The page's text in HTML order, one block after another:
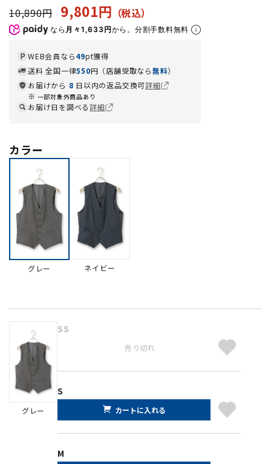
10,890円
9,801円
なら 月々1,633円から。分割手数料無料
WEB会員なら49pt獲得
送料 全国一律550円（店舗受取なら無料）
お届けから 8 日以内の返品交換可詳細
一部対象外商品あり
お届け日を調べる詳細
カラー
グレー ネイビー
グレー
SS
売り切れ
S
カートに入れる
M